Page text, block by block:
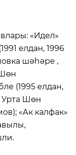
«Идел»
елдан, 1996
шәһәре ,
(1995 елдан,
Урта Шөн
«Ак калфак»